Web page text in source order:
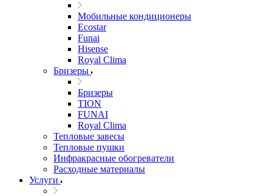
Мобильные кондиционеры
Ecostar
Funai
Hisense
Royal Clima
Бризеры
Бризеры
TION
FUNAI
Royal Clima
Тепловые завесы
Тепловые пушки
Инфракрасные обогреватели
Расходные материалы
Услуги